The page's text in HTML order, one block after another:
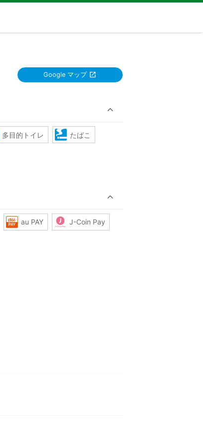
Google マップ
多目的トイレ たばこ
au PAY J-Coin Pay